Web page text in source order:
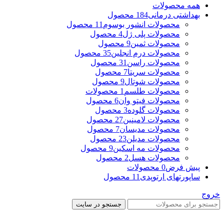
همه محصولات
بهداشتی درمانی184 محصول
محصولات انشور بوسوم 11 محصول
محصولات پلی ژل4 محصول
محصولات ثمین9 محصول
محصولات درم انجلین35 محصول
محصولات راسن 31 محصول
محصولات سریتا7 محصول
محصولات شوتال9 محصول
محصولات طلسم 1 محصولات
محصولات فیتو وان6 محصول
محصولات گلوده3 محصول
محصولات لامینین27 محصول
محصولات مدیسان7 محصول
محصولات مدیلن23 محصول
محصولات مه اسکین9 محصول
محصولات هسل2 محصول
پیش فرض0 محصولات
ساپورتهای ارتوپدی 11 محصول
خروج
جستجو در سایت